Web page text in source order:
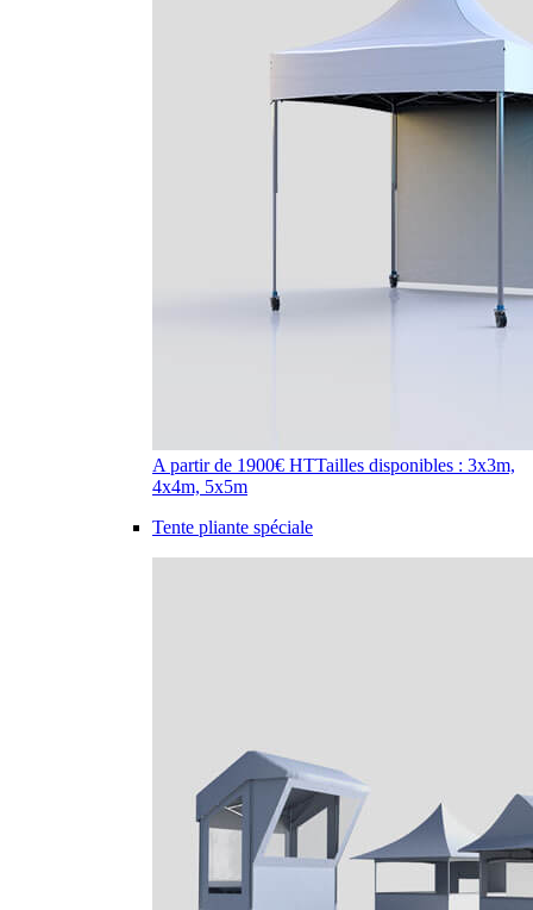
A partir de 1900€ HTTailles disponibles : 3x3m,
4x4m, 5x5m
Tente pliante spéciale